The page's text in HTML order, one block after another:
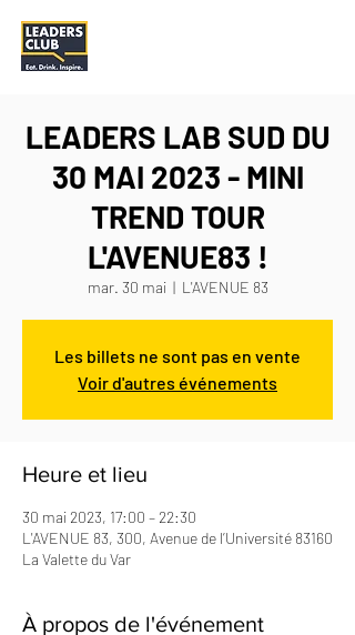
LEADERS LAB SUD DU
30 MAI 2023 - MINI
TREND TOUR
L'AVENUE83 !
mar. 30 mai
  |
L'AVENUE 83
Les billets ne sont pas en vente
Voir d'autres événements
Heure et lieu
30 mai 2023, 17:00 – 22:30
L'AVENUE 83, 300, Avenue de l’Université 83160
La Valette du Var
À propos de l'événement